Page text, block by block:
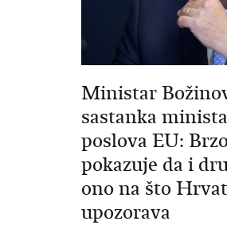
Ministar
sastanka
poslova EU:
pokazuje da i
ono na što
upozorava